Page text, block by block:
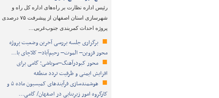
رئیس اداره نظارت بر راه‌های اداره کل راه و
شهرسازی استان اصفهان از پیشرفت ۷۵ درصدی
پروژه احداث کمربندی جنوب‌غربی…
برگزاری جلسه بررسی آخرین وضعیت پروژه
محور قزوین– الموت– رحیم‌آباد– کلاچای با…
محور کبودرآهنگ–سوباشی؛ گامی برای
افزایش ایمنی و ظرفیت تردد منطقه
هوشمندسازی فرآیندهای کمیسیون ماده ۵ و
کارگروه امور زیربنایی در اصفهان/ گامی…